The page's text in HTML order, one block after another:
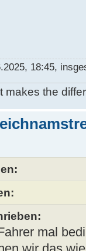
18:45,
makes the
mal